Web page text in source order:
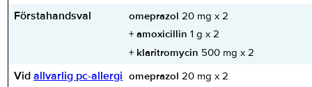
Förstahandsval omeprazol 20 mg x 2
+amoxicillin 1 g x 2
+ klaritromycin 500 mg x 2
Vidallvarlig pc-allergi omeprazol 20 mg x 2